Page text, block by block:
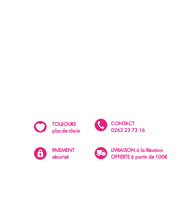
CONTACT
0262 23 73 16
TOUJOURS
plus de choix
PAIEMENT
sécurisé
LIVRAISON à la Réunion
OFFERTE à partir de 100€